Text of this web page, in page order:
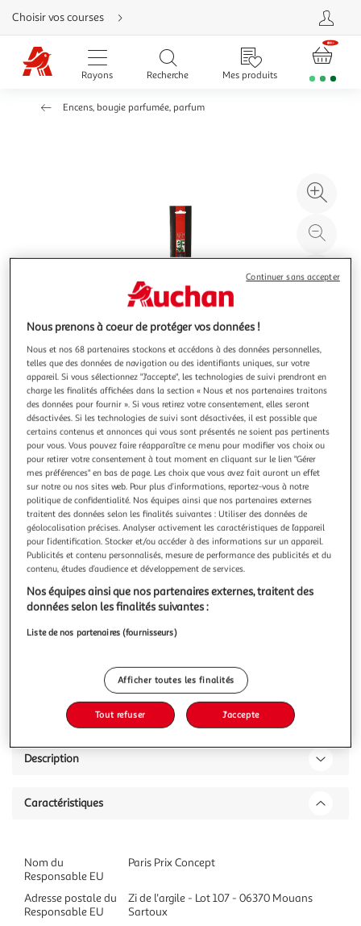
Aller
directement
au
contenu
Aller
directement
Aller
Choisir vos courses
Rayons Recherche Mes produits
Encens, bougie parfumée, parfum
à
Illustration
précédente
Illustration
suivante
ATMOSPHERA
Lot de 20 bâtons d'encens 25cm patchouli
Informations Techniques : Dimensions : L. 25 x l. 0,2 x H. 0,2
cm Matière : Encens Spécificités : Design & tendance Parfum
Patchouli Vendu par Lot de 20 Poids : 0,044 kg Couleur :
Marron
En savoir +
Vendu par Paris Prix
Livr. ou retrait dès 3/4 jours
A partir de 7,99€
Plus d'options
Description
Caractéristiques
Nom du
Responsable EU
Paris Prix Concept
Adresse postale du
Responsable EU
Zi de l'argile - Lot 107 - 06370 Mouans
Sartoux
Nous prenons à coeur de protéger vos données !
Nous et nos 68 partenaires stockons et accédons à des données personnelles,
telles que des données de navigation ou des identifiants uniques, sur votre
appareil. Si vous sélectionnez "J'accepte", les technologies de suivi prendront en
charge les finalités affichées dans la section « Nous et nos partenaires traitons
des données pour fournir ». Si vous retirez votre consentement, elles seront
désactivées. Si les technologies de suivi sont désactivées, il est possible que
certains contenus et annonces qui vous sont présentés ne soient pas pertinents
pour vous. Vous pouvez faire réapparaître ce menu pour modifier vos choix ou
pour retirer votre consentement à tout moment en cliquant sur le lien "Gérer
mes préférences" en bas de page. Les choix que vous avez fait auront un effet
sur notre ou nos sites web. Pour plus d’informations, reportez-vous à notre
politique de confidentialité. Nos équipes ainsi que nos partenaires externes
traitent des données selon les finalités suivantes : Utiliser des données de
géolocalisation précises. Analyser activement les caractéristiques de l’appareil
pour l’identification. Stocker et/ou accéder à des informations sur un appareil.
Publicités et contenu personnalisés, mesure de performance des publicités et du
contenu, études d’audience et développement de services.
Nos équipes ainsi que nos partenaires externes, traitent des
données selon les finalités suivantes :
Liste de nos partenaires (fournisseurs)
Afficher toutes les finalités
Tout refuser J'accepte
Continuer sans accepter